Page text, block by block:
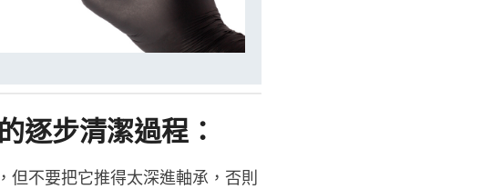
逐步清潔過程：
不要把它推得太深進軸承，否則